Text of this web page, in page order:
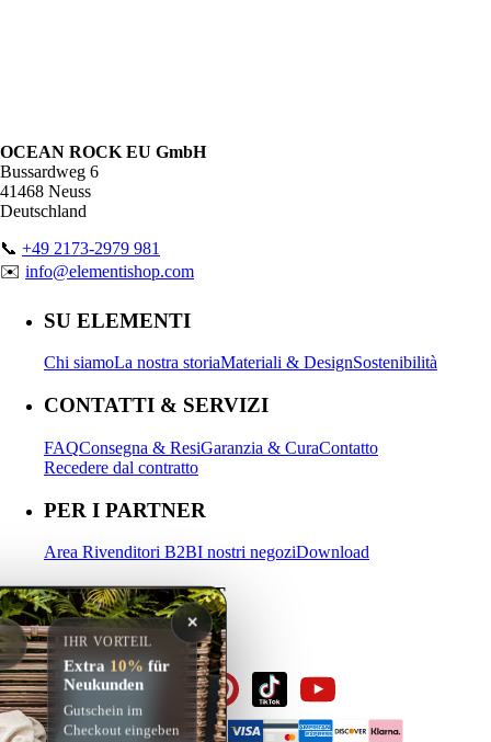
OCEAN ROCK EU GmbH
Bussardweg 6
41468 Neuss
Deutschland
📞 +49 2173-2979 981
✉️ info@elementishop.com
SU ELEMENTI
Chi siamoLa nostra storiaMateriali & DesignSostenibilità
CONTATTI & SERVIZI
FAQConsegna & ResiGaranzia & CuraContatto
Recedere dal contratto
PER I PARTNER
Area Rivenditori B2BI nostri negoziDownload
IL MIO ACCOUNT
Accedi Registrati Carrello
✕
IHR VORTEIL
Extra10% für
Neukunden
Gutschein im
Checkout eingeben